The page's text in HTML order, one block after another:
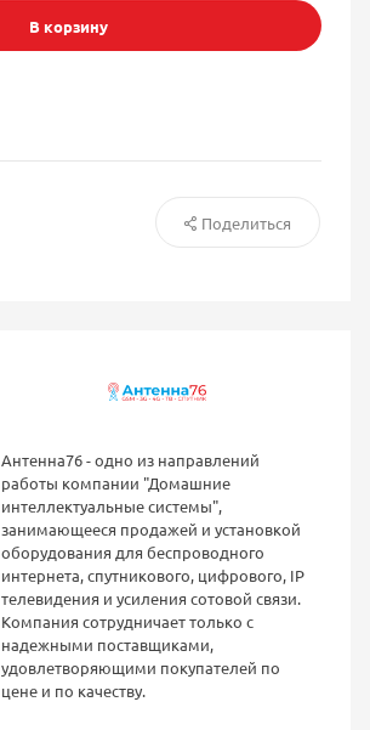
В корзину
Поделиться
Антенна76 - одно из направлений
работы компании "Домашние
интеллектуальные системы",
занимающееся продажей и установкой
оборудования для беспроводного
интернета, спутникового, цифрового, IP
телевидения и усиления сотовой связи.
Компания сотрудничает только с
надежными поставщиками,
удовлетворяющими покупателей по
цене и по качеству.